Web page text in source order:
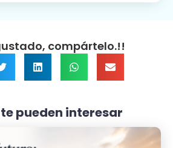
compártelo.!!
pueden interesar